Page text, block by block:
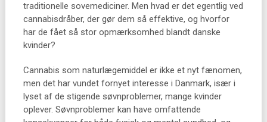
traditionelle sovemediciner. Men hvad er det egentlig ved
cannabisdråber, der gør dem så effektive, og hvorfor
har de fået så stor opmærksomhed blandt danske
kvinder?
Cannabis som naturlægemiddel er ikke et nyt fænomen,
men det har vundet fornyet interesse i Danmark, især i
lyset af de stigende søvnproblemer, mange kvinder
oplever. Søvnproblemer kan have omfattende